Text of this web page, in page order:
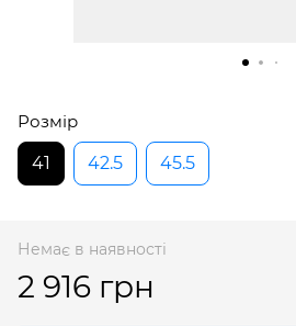
Розмір
41
42.5 45.5
Немає в наявності
2 916 грн